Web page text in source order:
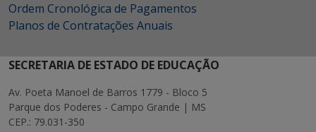
Ordem Cronológica de Pagamentos
Planos de Contratações Anuais
SECRETARIA DE ESTADO DE EDUCAÇÃO
Av. Poeta Manoel de Barros 1779 - Bloco 5
Parque dos Poderes - Campo Grande | MS
CEP.: 79.031-350